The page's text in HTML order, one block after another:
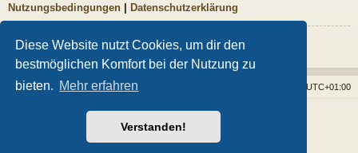
Diese Website nutzt Cookies, um dir den
bestmöglichen Komfort bei der Nutzung zu
bieten. Mehr erfahren
Verstanden!
Nutzungsbedingungen | Datenschutzerklärung
Registrieren
Foren-Übersicht UTC+01:00
Powered byphpBB® Forum Software © phpBB Limited
Style vonArty- phpBB 3.3 von MrGaby
phpBB.de